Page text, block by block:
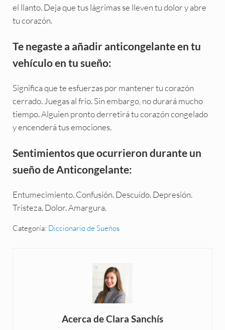
el llanto. Deja que tus lágrimas se lleven tu dolor y abre
tu corazón.
Te negaste a añadir anticongelante en tu
vehículo en tu sueño:
Significa que te esfuerzas por mantener tu corazón
cerrado. Juegas al frío. Sin embargo, no durará mucho
tiempo. Alguien pronto derretirá tu corazón congelado
y encenderá tus emociones.
Sentimientos que ocurrieron durante un
sueño de Anticongelante:
Entumecimiento. Confusión. Descuido. Depresión.
Tristeza. Dolor. Amargura.
Categoría: Diccionario de Sueños
Acerca deClara Sanchís